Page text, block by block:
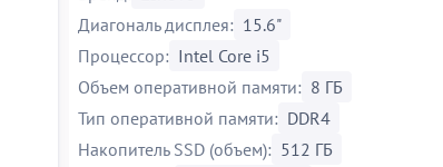
Диагональ дисплея: 15.6"
Процессор: Intel Core i5
Объем оперативной памяти: 8 ГБ
Тип оперативной памяти: DDR4
Накопитель SSD (объем): 512 ГБ